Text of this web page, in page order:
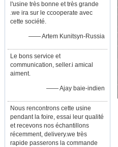
l'usine très bonne et très grande
.we ira sur le ccooperate avec
cette société.
—— Artem Kunitsyn-Russia
Le bons service et
communication, seller.i amical
aiment.
—— Ajay baie-indien
Nous rencontrons cette usine
pendant la foire, essai leur qualité
et recevons nos échantillons
récemment, delivery.we très
rapide passerons la commande